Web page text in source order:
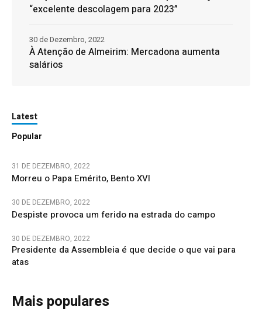
“excelente descolagem para 2023”
À Atenção de Almeirim: Mercadona aumenta
salários
30 de Dezembro, 2022
Latest
Popular
31 DE DEZEMBRO, 2022
Morreu o Papa Emérito, Bento XVI
30 DE DEZEMBRO, 2022
Despiste provoca um ferido na estrada do campo
30 DE DEZEMBRO, 2022
Presidente da Assembleia é que decide o que vai para
atas
Mais populares